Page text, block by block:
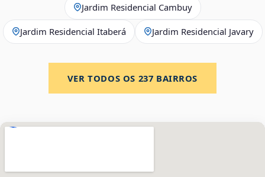
Jardim Residencial Cambuy
Jardim Residencial Itaberá Jardim Residencial Javary
VER TODOS OS 237 BAIRROS